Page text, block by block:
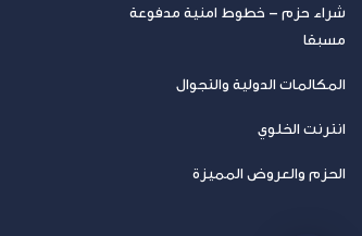
شراء حزم – خطوط امنية مدفوعة
مسبقا
المكالمات الدولية والتجوال
انترنت الخلوي
الحزم والعروض المميزة